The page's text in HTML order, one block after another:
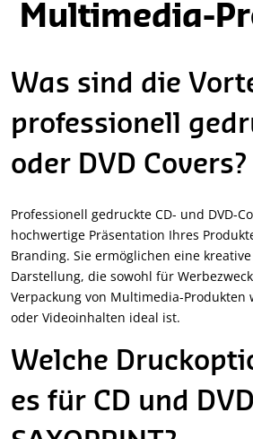
Multimedia-
Was sind die
professionell
oder DVD Covers?
Professionell gedruckte CD- und DVD-
hochwertige Präsentation Ihres
Branding. Sie ermöglichen eine
Darstellung, die sowohl für
Verpackung von Multimedia-Produkten
oder Videoinhalten ideal ist.
Welche
es für CD und